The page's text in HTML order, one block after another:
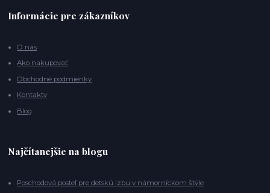
Informácie pre zákazníkov
O nás
Ako nakupovať
Obchodné podmienky
Kontakty
Blog
Najčítanejšie na blogu
Poschodová posteľ pre detskú izbu v námorníckom štýle